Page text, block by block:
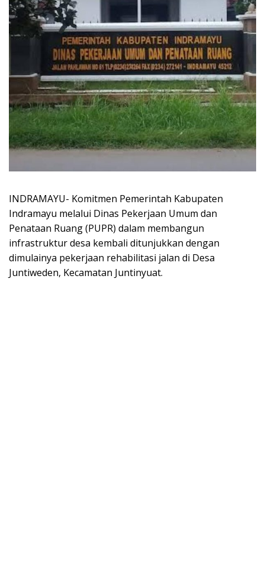
INDRAMAYU- Komitmen Pemerintah Kabupaten
Indramayu melalui Dinas Pekerjaan Umum dan
Penataan Ruang (PUPR) dalam membangun
infrastruktur desa kembali ditunjukkan dengan
dimulainya pekerjaan rehabilitasi jalan di Desa
Juntiweden, Kecamatan Juntinyuat.